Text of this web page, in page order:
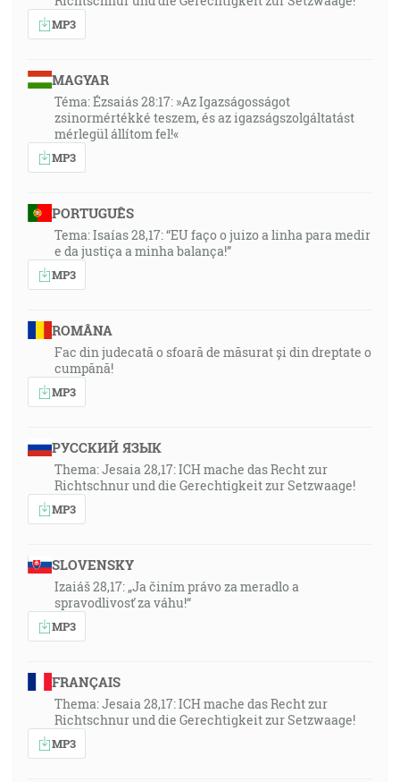
MP3
MAGYAR
Téma: Ézsaiás 28:17: »Az Igazságosságot
zsinormértékké teszem, és az igazságszolgáltatást
mérlegül állítom fel!«
MP3
PORTUGUÊS
Tema: Isaías 28,17: “EU faço o juizo a linha para medir
e da justiça a minha balança!”
MP3
ROMÂNA
Fac din judecată o sfoară de măsurat și din dreptate o
cumpănă!
MP3
РУССКИЙ ЯЗЫК
Thema: Jesaia 28,17: ICH mache das Recht zur
Richtschnur und die Gerechtigkeit zur Setzwaage!
MP3
SLOVENSKY
Izaiáš 28,17: „Ja činím právo za meradlo a
spravodlivosť za váhu!“
MP3
FRANÇAIS
Thema: Jesaia 28,17: ICH mache das Recht zur
Richtschnur und die Gerechtigkeit zur Setzwaage!
MP3